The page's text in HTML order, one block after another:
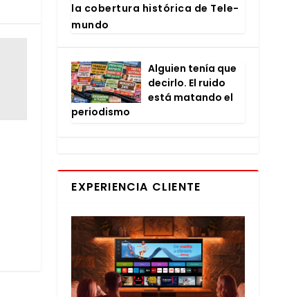
la cober­tu­ra his­tó­ri­ca de Tele­
mun­do
Alguien tenía que
decir­lo. El rui­do
está matan­do el
perio­dis­mo
EXPERIENCIA CLIENTE